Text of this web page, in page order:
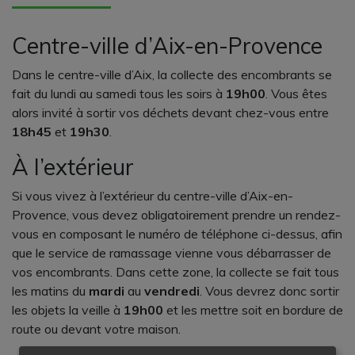
Centre-ville d’Aix-en-Provence
Dans le centre-ville d’Aix, la collecte des encombrants se
fait du lundi au samedi tous les soirs à 19h00 . Vous êtes
alors invité à sortir vos déchets devant chez-vous entre
18h45 et 19h30
À l’extérieur
Si vous vivez à l’extérieur du centre-ville d’Aix-en-
Provence, vous devez obligatoirement prendre un rendez-
vous en composant le numéro de téléphone ci-dessus, afin
que le service de ramassage vienne vous débarrasser de
vos encombrants. Dans cette zone, la collecte se fait tous
les matins du mardi au vendredi . Vous devrez donc sortir
les objets la veille à 19h00 et les mettre soit en bordure de
route ou devant votre maison.